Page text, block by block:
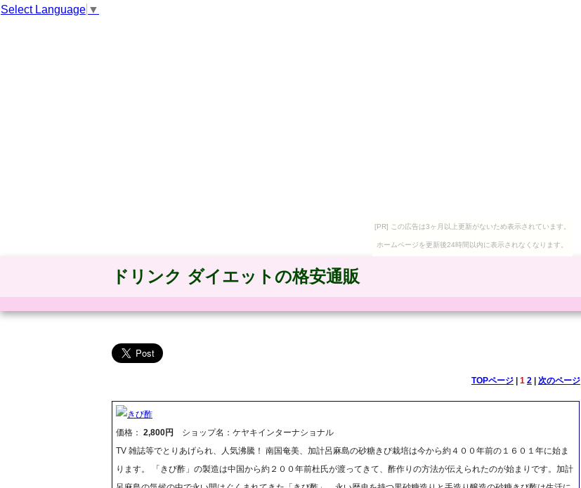
Select Language ▼
[PR] この広告は3ヶ月以上更新がないため表示されています。
ホームページを更新後24時間以内に表示されなくなります。
ドリンク ダイエットの格安通販
TOPページ| 1 2| 次のページ
きび酢
価格： 2,800円
ショップ名：ケヤキインターナショナル
TV 雑誌等でとりあげられ、人気沸騰！ 南国奄美、加計呂麻島の砂糖きび栽培は今から約４００年前の１６０１年に始ま
ります。 「きび酢」の製造は中国から約２００年前杜氏が渡ってきて、酢作りの方法が伝えられたのが始まりです。加計